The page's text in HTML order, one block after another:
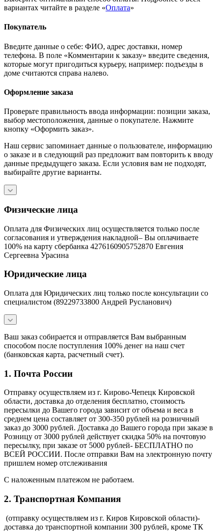
вариантах читайте в разделе «Оплата»
Покупатель
Введите данные о себе: ФИО, адрес доставки, номер
телефона. В поле «Комментарии к заказу» введите сведения,
которые могут пригодиться курьеру, например: подъезды в
доме считаются справа налево.
Оформление заказа
Проверьте правильность ввода информации: позиции заказа,
выбор местоположения, данные о покупателе. Нажмите
кнопку «Оформить заказ».
Наш сервис запоминает данные о пользователе, информацию
о заказе и в следующий раз предложит вам повторить к вводу
данные предыдущего заказа. Если условия вам не подходят,
выбирайте другие варианты.
Физические лица
Оплата для Физических лиц осуществляется только после
согласования и утверждения накладной– Вы оплачиваете
100% на карту сбербанка 4276160905752870 Евгения
Сергеевна Урасина
Юридические лица
Оплата для Юридических лиц только после консультации со
специалистом (89229733800 Андрей Русланович)
Ваш заказ собирается и отправляется Вам выбранным
способом после поступления 100% денег на наш счет
(банковская карта, расчетный счет).
1. Почта России
Отправку осуществляем из г. Кирово-Чепецк Кировской
области, доставка до отделения бесплатно, стоимость
пересылки до Вашего города зависит от объема и веса в
среднем цена составляет от 300-350 рублей на розничный
заказ до 3000 рублей. Доставка до Вашего города при заказе в
Розницу от 3000 рублей действует скидка 50% на почтовую
пересылку, при заказе от 5000 рублей- БЕСПЛАТНО по
ВСЕЙ РОССИИ. После отправки Вам на электронную почту
пришлем номер отслеживания
С наложенным платежом не работаем.
2. Транспортная Компания
(отправку осуществляем из г. Киров Кировской области)-
доставка до транспортной компании 300 рублей, кроме ТК